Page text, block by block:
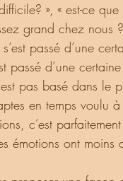
», « est-ce
grand chez nous
passé d’une
passé d’une
pas basé dans le
en temps voulu
c’est
émotions ont moins